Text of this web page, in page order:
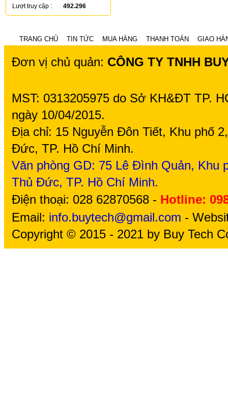
Lượt truy cập :
492.296
TRANG CHỦ TIN TỨC MUA HÀNG THANH TOÁN GIAO
Đơn vị chủ quản: CÔNG TY TNHH
MST: 0313205975 do Sở KH&ĐT TP.
ngày 10/04/2015.
Địa chỉ: 15 Nguyễn Đôn Tiết, Khu phố
Đức, TP. Hồ Chí Minh.
Văn phòng GD: 75 Lê Đình Quản, Khu
Thủ Đức, TP. Hồ Chí Minh.
Điện thoại: 028 62870568 - Hotline:
Email: info.buytech@gmail.com -
Copyright © 2015 - 2021 by Buy Tech